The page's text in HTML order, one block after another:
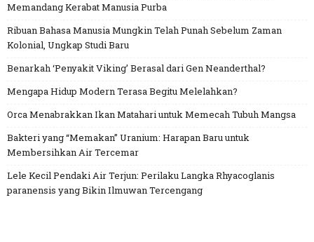
Memandang Kerabat Manusia Purba
Ribuan Bahasa Manusia Mungkin Telah Punah Sebelum Zaman
Kolonial, Ungkap Studi Baru
Benarkah ‘Penyakit Viking’ Berasal dari Gen Neanderthal?
Mengapa Hidup Modern Terasa Begitu Melelahkan?
Orca Menabrakkan Ikan Matahari untuk Memecah Tubuh Mangsa
Bakteri yang “Memakan” Uranium: Harapan Baru untuk
Membersihkan Air Tercemar
Lele Kecil Pendaki Air Terjun: Perilaku Langka Rhyacoglanis
paranensis yang Bikin Ilmuwan Tercengang